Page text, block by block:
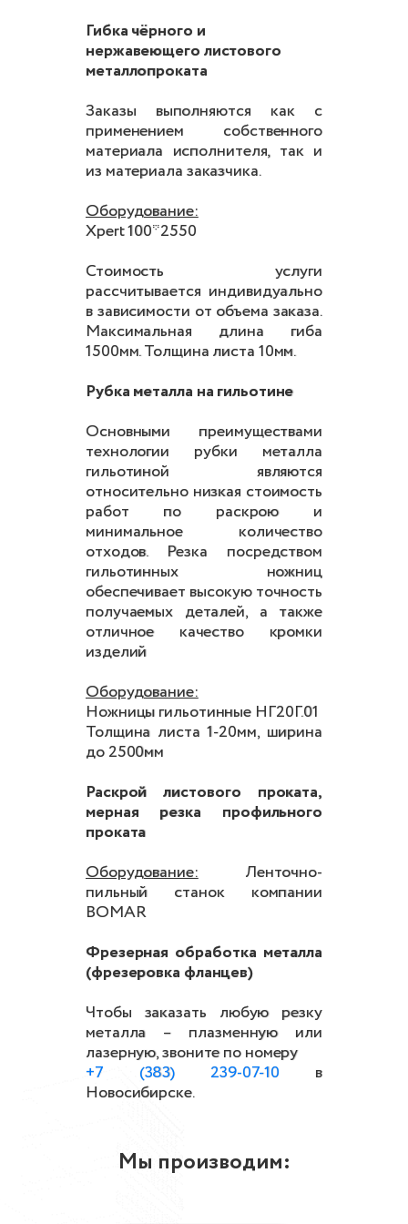
Гибка чёрного и
нержавеющего листового
металлопроката
Заказы выполняются как с
применением собственного
материала исполнителя, так и
из материала заказчика.
Оборудование:
Xpert 100*2550
Стоимость услуги
рассчитывается индивидуально
в зависимости от объема заказа.
Максимальная длина гиба
1500мм. Толщина листа 10мм.
Рубка металла на гильотине
Основными преимуществами
технологии рубки металла
гильотиной являются
относительно низкая стоимость
работ по раскрою и
минимальное количество
отходов. Резка посредством
гильотинных ножниц
обеспечивает высокую точность
получаемых деталей, а также
отличное качество кромки
изделий
Оборудование:
Ножницы гильотинные НГ20Г.01
Толщина листа 1-20мм, ширина
до 2500мм
Раскрой листового проката,
мерная резка профильного
проката
Оборудование:Ленточно-
пильный станок компании
BOMAR
Фрезерная обработка металла
(фрезеровка фланцев)
Чтобы заказать любую резку
металла – плазменную или
лазерную, звоните по номеру
+7 (383) 239-07-10 в
Новосибирске.
Мы производим: